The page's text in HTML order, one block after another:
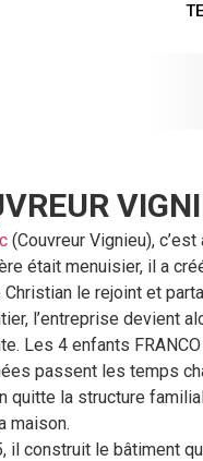
(Couvreur Vignieu),
était menuisier, il a
le rejoint et
l’entreprise devient
Les 4 enfants
passent les temps
quitte la structure
maison.
il construit le bâtiment